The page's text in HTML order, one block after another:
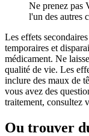
Ne prenez pas
l'un des autres
Les effets
temporaires et
médicament. Ne
qualité de vie. Les
inclure des maux de
vous avez des
traitement, consultez
Ou trouver